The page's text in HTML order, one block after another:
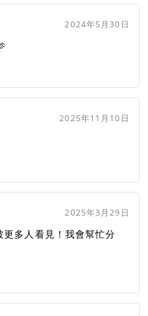
2024年5月30日
2025年11月10日
2025年3月29日
多人看見！我會幫忙分